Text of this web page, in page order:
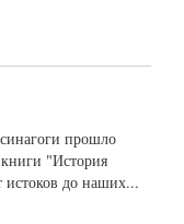
прошло
"История
истоков до наших...